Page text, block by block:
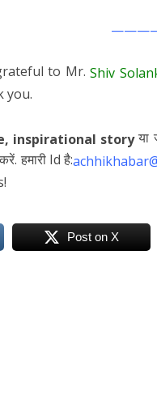
to Mr.Shiv
you.
inspirational storyया
हमारी Id है:
Post on X